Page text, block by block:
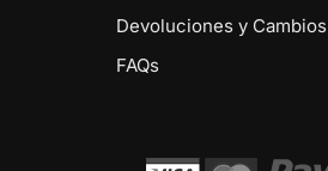
Devoluciones y Cambios
FAQs